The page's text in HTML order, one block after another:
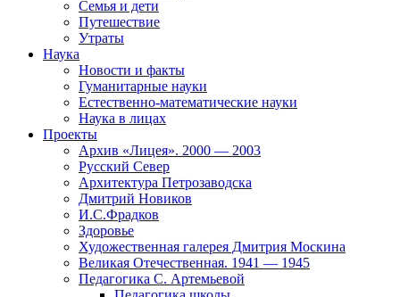
Семья и дети
Путешествие
Утраты
Наука
Новости и факты
Гуманитарные науки
Естественно-математические науки
Наука в лицах
Проекты
Архив «Лицея». 2000 — 2003
Русский Север
Архитектура Петрозаводска
Дмитрий Новиков
И.С.Фрадков
Здоровье
Художественная галерея Дмитрия Москина
Великая Отечественная. 1941 — 1945
Педагогика С. Артемьевой